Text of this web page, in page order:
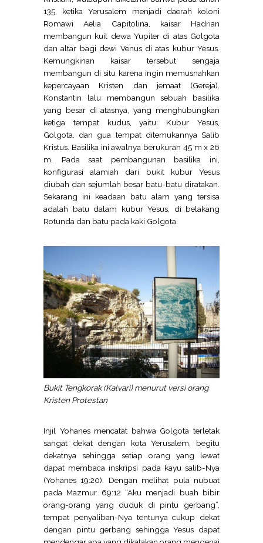
135, ketika Yerusalem menjadi daerah koloni
Romawi Aelia Capitolina, kaisar Hadrian
membangun kuil dewa Yupiter di atas Golgota
dan altar bagi dewi Venus di atas kubur Yesus.
Kemungkinan kaisar tersebut sengaja
membangun di situ karena ingin memusnahkan
kepercayaan Kristen dan jemaat (Gereja).
Konstantin lalu membangun sebuah basilika
yang besar di atasnya, yang menghubungkan
ketiga tempat kudus, yaitu: Kubur Yesus,
Golgota, dan gua tempat ditemukannya Salib
Kristus. Basilika ini awalnya berukuran 45 m x 26
m. Pada saat pembangunan basilika ini,
konfigurasi alamiah dari bukit kubur Yesus
diubah dan sejumlah besar batu-batu diratakan.
Sekarang ini keadaan batu alam yang tersisa
adalah batu dalam kubur Yesus, di belakang
Rotunda dan batu pada kaki Golgota.
Bukit Tengkorak (Kalvari) menurut versi orang
Kristen Protestan
Injil Yohanes mencatat bahwa Golgota terletak
sangat dekat dengan kota Yerusalem, begitu
dekatnya sehingga setiap orang yang lewat
dapat membaca inskripsi pada kayu salib-Nya
(Yohanes 19:20). Dengan melihat pula nubuat
pada Mazmur 69:12 “Aku menjadi buah bibir
orang-orang yang duduk di pintu gerbang”,
tempat penyaliban-Nya tentunya cukup dekat
dengan pintu gerbang sehingga Yesus dapat